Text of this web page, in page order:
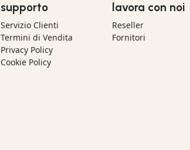
supporto
Servizio Clienti
Termini di Vendita
Privacy Policy
Cookie Policy
lavora con noi
Reseller
Fornitori